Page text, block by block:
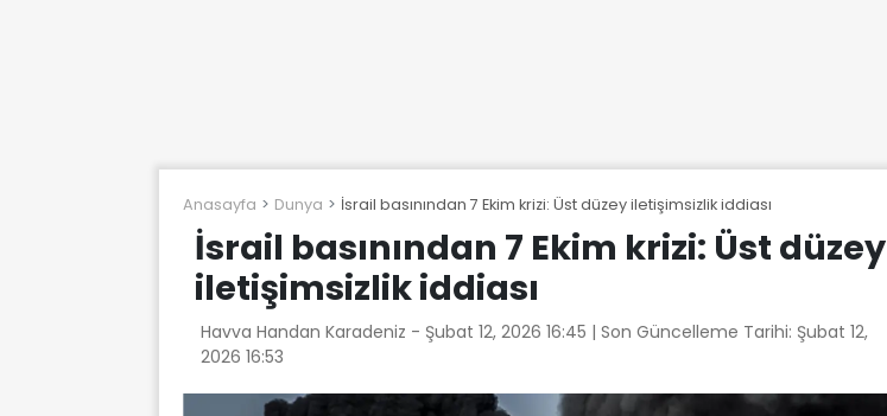
Anasayfa Dunya İsrail basınından 7 Ekim krizi: Üst düzey iletişimsizlik iddiası
İsrail basınından 7 Ekim krizi: Üst düzey
iletişimsizlik iddiası
Havva Handan Karadeniz - Şubat 12, 2026 16:45 | Son Güncelleme Tarihi: Şubat 12,
2026 16:53